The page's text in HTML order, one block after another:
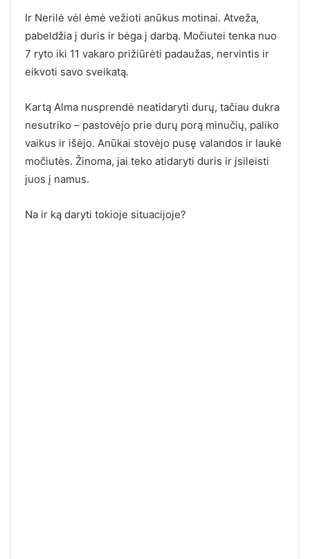
Ir Nerilė vėl ėmė vežioti anūkus motinai. Atveža,
pabeldžia į duris ir bėga į darbą. Močiutei tenka nuo
7 ryto iki 11 vakaro prižiūrėti padaužas, nervintis ir
eikvoti savo sveikatą.
Kartą Alma nusprendė neatidaryti durų, tačiau dukra
nesutriko – pastovėjo prie durų porą minučių, paliko
vaikus ir išėjo. Anūkai stovėjo pusę valandos ir laukė
močiutės. Žinoma, jai teko atidaryti duris ir įsileisti
juos į namus.
Na ir ką daryti tokioje situacijoje?